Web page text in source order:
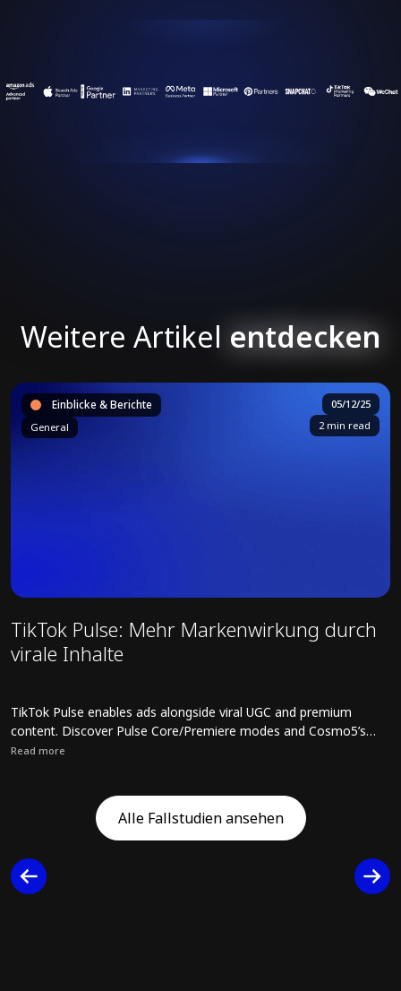
Weitere Artikel entdecken
Einblicke & Berichte
General
05/12/25
2 min read
TikTok Pulse: Mehr Markenwirkung durch
virale Inhalte
TikTok Pulse enables ads alongside viral UGC and premium
content. Discover Pulse Core/Premiere modes and Cosmo5’s
strategies for safe, high-impact campaigns.
Read more
Alle Fallstudien ansehen